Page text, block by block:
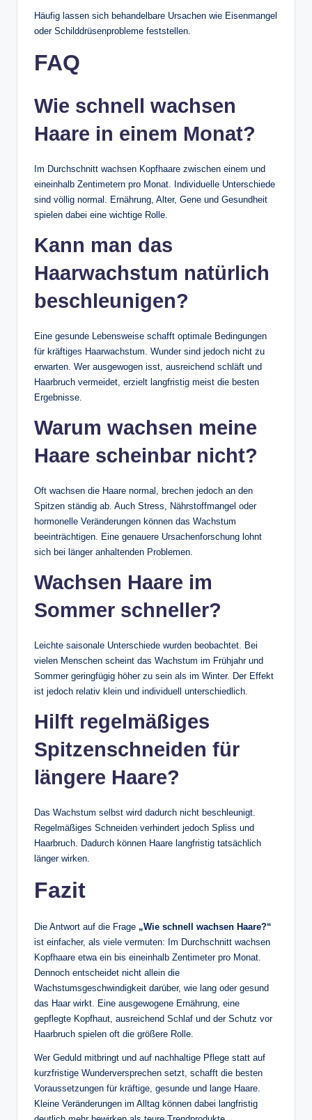
Häufig lassen sich behandelbare Ursachen wie Eisenmangel
oder Schilddrüsenprobleme feststellen.
FAQ
Wie schnell wachsen
Haare in einem Monat?
Im Durchschnitt wachsen Kopfhaare zwischen einem und
eineinhalb Zentimetern pro Monat. Individuelle Unterschiede
sind völlig normal. Ernährung, Alter, Gene und Gesundheit
spielen dabei eine wichtige Rolle.
Kann man das
Haarwachstum natürlich
beschleunigen?
Eine gesunde Lebensweise schafft optimale Bedingungen
für kräftiges Haarwachstum. Wunder sind jedoch nicht zu
erwarten. Wer ausgewogen isst, ausreichend schläft und
Haarbruch vermeidet, erzielt langfristig meist die besten
Ergebnisse.
Warum wachsen meine
Haare scheinbar nicht?
Oft wachsen die Haare normal, brechen jedoch an den
Spitzen ständig ab. Auch Stress, Nährstoffmangel oder
hormonelle Veränderungen können das Wachstum
beeinträchtigen. Eine genauere Ursachenforschung lohnt
sich bei länger anhaltenden Problemen.
Wachsen Haare im
Sommer schneller?
Leichte saisonale Unterschiede wurden beobachtet. Bei
vielen Menschen scheint das Wachstum im Frühjahr und
Sommer geringfügig höher zu sein als im Winter. Der Effekt
ist jedoch relativ klein und individuell unterschiedlich.
Hilft regelmäßiges
Spitzenschneiden für
längere Haare?
Das Wachstum selbst wird dadurch nicht beschleunigt.
Regelmäßiges Schneiden verhindert jedoch Spliss und
Haarbruch. Dadurch können Haare langfristig tatsächlich
länger wirken.
Fazit
Die Antwort auf die Frage „Wie schnell wachsen Haare?“
ist einfacher, als viele vermuten: Im Durchschnitt wachsen
Kopfhaare etwa ein bis eineinhalb Zentimeter pro Monat.
Dennoch entscheidet nicht allein die
Wachstumsgeschwindigkeit darüber, wie lang oder gesund
das Haar wirkt. Eine ausgewogene Ernährung, eine
gepflegte Kopfhaut, ausreichend Schlaf und der Schutz vor
Haarbruch spielen oft die größere Rolle.
Wer Geduld mitbringt und auf nachhaltige Pflege statt auf
kurzfristige Wunderversprechen setzt, schafft die besten
Voraussetzungen für kräftige, gesunde und lange Haare.
Kleine Veränderungen im Alltag können dabei langfristig